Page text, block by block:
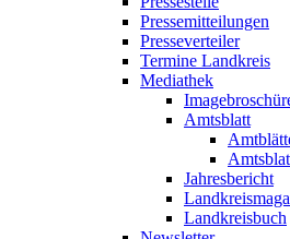
Pressemitteilungen
Presseverteiler
Termine Landkreis
Mediathek
Amtsblatt
Jahresbericht
Landkreisbuch